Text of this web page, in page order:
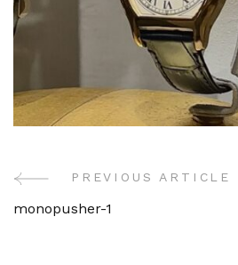
Post
PREVIOUS ARTICLE
monopusher-1